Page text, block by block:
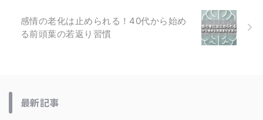
感情の老化は止められる！40代から始め
る前頭葉の若返り習慣
最新記事